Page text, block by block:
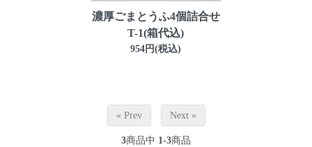
濃厚ごまとうふ4個詰合せ
T-1(箱代込)
954円(税込)
« Prev Next »
3商品中 1-3商品